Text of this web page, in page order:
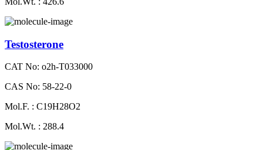
Testosterone
CAT No: o2h-T033000
CAS No: 58-22-0
Mol.F. : C19H28O2
Mol.Wt. : 288.4